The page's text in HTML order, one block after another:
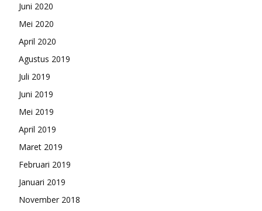
Juni 2020
Mei 2020
April 2020
Agustus 2019
Juli 2019
Juni 2019
Mei 2019
April 2019
Maret 2019
Februari 2019
Januari 2019
November 2018